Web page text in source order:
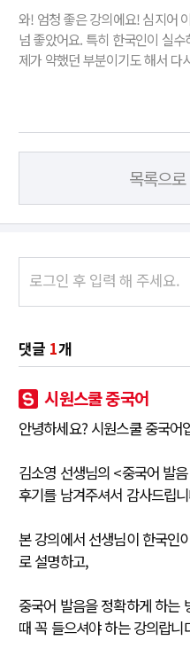
와! 엄청 좋은 강의에요! 심지어
넘 좋았어요. 특히 한국인이 실
제가 약했던 부분이기도 해서 다
목록으
댓글 1개
시원스쿨 중국어
안녕하세요? 시원스쿨 중국어
김소영 선생님의 <중국어 발
후기를 남겨주셔서 감사드립
본 강의에서 선생님이 한국인
로 설명하고,
중국어 발음을 정확하게 하는
때 꼭 들으셔야 하는 강의랍니